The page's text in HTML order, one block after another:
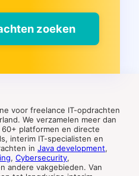
zoeken
voor freelance IT-opdrachten
We verzamelen meer dan
platformen en directe
interim IT-specialisten en
in Java development,
, Cybersecurity,
andere vakgebieden. Van